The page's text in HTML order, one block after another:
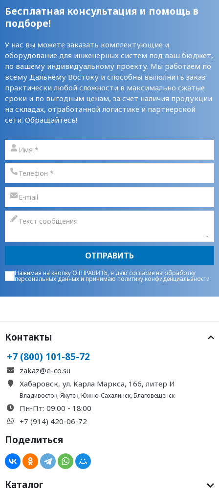
Бесплатная консультация и помощь в
подборе!
У нас вы можете заказать комплектующие и
оборудование для инженерных систем под ваш бюджет,
по вашему индивидуальному проекту. Мы работаем по
всему Дальнему Востоку и способны выполнить заказ
практически любой сложности в максимально сжатые
сроки и по выгодным ценам, за счет наличия продукции
на складах, отработанной логистике и партнерской
сети. Обращайтесь!
ОТПРАВИТЬ
Нажимая на кнопку ОТПРАВИТЬ, я даю согласие на обработку
персональных данныхи принимаюполитику конфиденциальаности
Контакты
+7 (800) 101-85-72
zakaz@e-co.su
Хабаровск, ул. Карла Маркса, 166, литер И
Владивосток,Якутск,Южно-Сахалинск,Благовещенск
Пн-Пт: 09:00 - 18:00
+7 (914) 420-06-72
Поделиться
Каталог